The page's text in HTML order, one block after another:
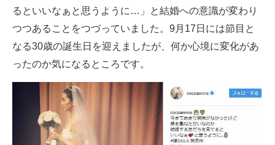
るといいなぁと思うように…」と結婚への意識が変わり
つつあることをつづっていました。9月17日には節目と
なる30歳の誕生日を迎えましたが、何か心境に変化があ
ったのか気になるところです。